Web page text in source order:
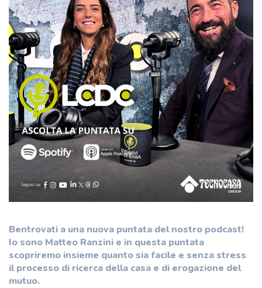
Bentrovati a una nuova puntata del nostro podcast!
Io sono Matteo Ranzini e in questa puntata
scopriremo insieme quanto sia facile e senza stress
il processo di ricerca della casa e di erogazione del
mutuo.